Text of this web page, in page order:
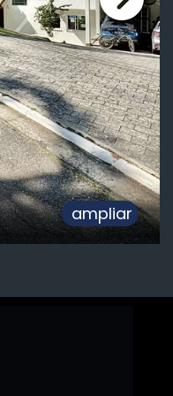
ampliar